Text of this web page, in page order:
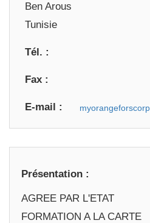
Ben Arous
Tunisie
Tél. :
Fax :
E-mail :
Présentation :
AGREE PAR L'ETAT
FORMATION A LA CARTE